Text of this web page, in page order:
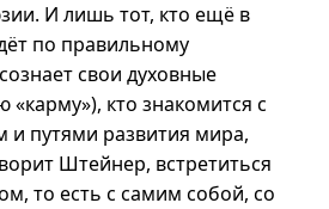
И лишь тот, кто ещё в
по правильному
свои духовные
«карму»), кто знакомится с
и путями развития мира,
Штейнер, встретиться
то есть с самим собой, со